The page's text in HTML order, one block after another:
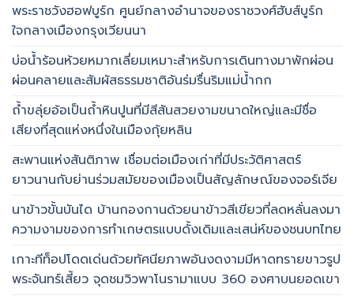
พระราชวังฮอฟบูร์ก ศูนย์กลางอำนาจของราชวงศ์ฮับส์บูร์ก
ใจกลางเมืองกรุงเวียนนา
บ่อน้ำร้อนห้วยหมากเลี่ยมเหมาะสำหรับการเดินทางมาพักผ่อน
ผ่อนคลายและสัมผัสธรรมชาติอันร่มรื่นริมแม่น้ำกก
ถ้ำขลุ่ยอ้อเป็นถ้ำหินปูนที่มีสีสันสวยงามขนาดใหญ่และมีชื่อ
เสียงที่สุดแห่งหนึ่งในเมืองกุ้ยหลิน
สะพานแห่งสันติภาพ เชื่อมต่อเมืองเก่าที่มีประวัติศาสตร์
ยาวนานกับย่านร่วมสมัยของเมืองเป็นสัญลักษณ์ของจอร์เจีย
นาข้าวขั้นบันได บ้านกองกานด้วยนาข้าวสีเขียวที่ลดหลั่นลงมา
ความงามของการทำเกษตรแบบดั้งเดิมและเสน่ห์ของชนบทไทย
เกาะทีท็อปโดดเด่นด้วยทัศนียภาพอันงดงามมีหาดทรายขาวรูป
พระจันทร์เสี้ยว จุดชมวิวพาโนรามาแบบ 360 องศาบนยอดเขา